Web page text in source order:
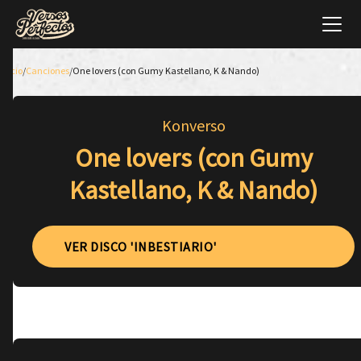
Inicio/Canciones/One lovers (con Gumy Kastellano, K & Nando)
Konverso
One lovers (con Gumy
Kastellano, K & Nando)
VER DISCO 'INBESTIARIO'